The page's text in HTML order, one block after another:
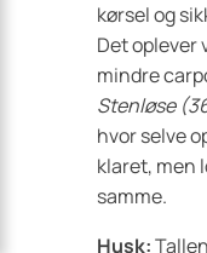
kørsel og
Det oplever
mindre
Stenløse
hvor selve
klaret, men
samme.
Husk: